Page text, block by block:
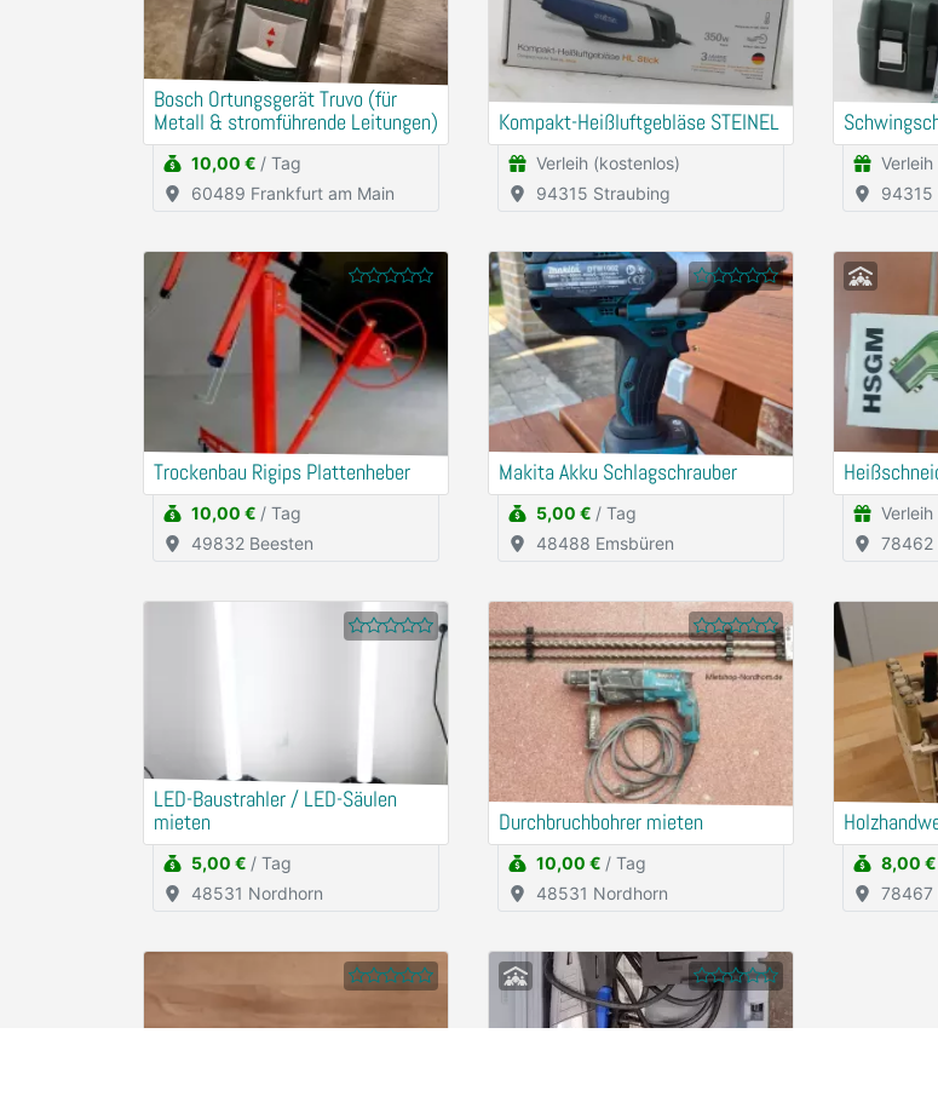
Bosch Ortungsgerät Truvo (für
Metall & stromführende Leitungen)
10,00 € / Tag
60489 Frankfurt am Main
Kompakt-Heißluftgebläse STEINEL
Verleih (kostenlos)
94315 Straubing
94315
Trockenbau Rigips Plattenheber
10,00 € / Tag
49832 Beesten
Makita Akku Schlagschrauber
5,00 € / Tag
48488 Emsbüren
78462
LED-Baustrahler / LED-Säulen
mieten
5,00 € / Tag
48531 Nordhorn
Durchbruchbohrer mieten
10,00 € / Tag
48531 Nordhorn
8,00 €
78467